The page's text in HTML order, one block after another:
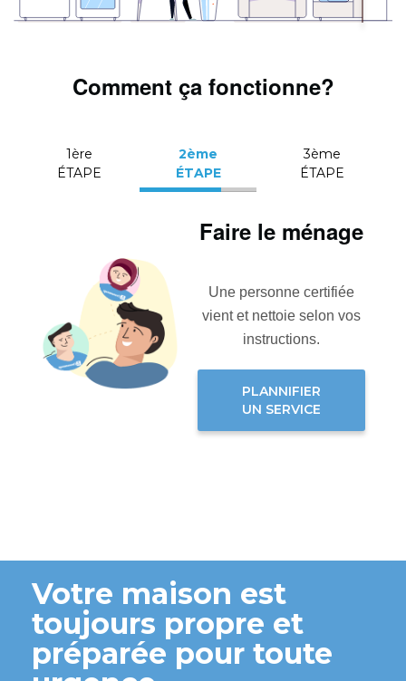
Comment ça fonctionne?
1ère
ÉTAPE
2ème
ÉTAPE
3ème
ÉTAPE
Faire le ménage
Une personne certifiée
vient et nettoie selon vos
instructions.
PLANNIFIER
UN SERVICE
Votre maison est
toujours propre et
préparée pour toute